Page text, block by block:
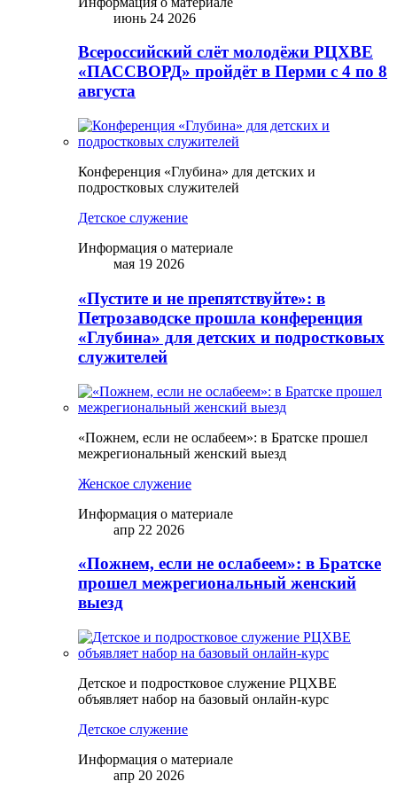
июнь 24 2026
Всероссийский слёт молодёжи РЦХВЕ
«ПАССВОРД» пройдёт в Перми с 4 по 8
августа
Конференция «Глубина» для детских и
подростковых служителей
Детское служение
Информация о материале
мая 19 2026
«Пустите и не препятствуйте»: в
Петрозаводске прошла конференция
«Глубина» для детских и подростковых
служителей
«Пожнем, если не ослабеем»: в Братске прошел
межрегиональный женский выезд
Женское служение
Информация о материале
апр 22 2026
«Пожнем, если не ослабеем»: в Братске
прошел межрегиональный женский
выезд
Детское и подростковое служение РЦХВЕ
объявляет набор на базовый онлайн-курс
Детское служение
Информация о материале
апр 20 2026